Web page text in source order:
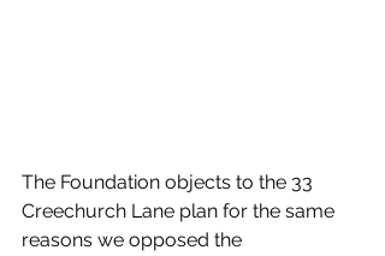
The Foundation objects to the 33
Creechurch Lane plan for the same
reasons we opposed the